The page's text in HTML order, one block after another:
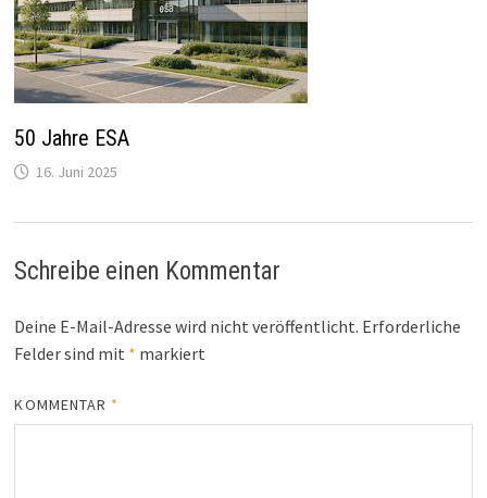
50 Jahre ESA
16. Juni 2025
Schreibe einen Kommentar
Deine E-Mail-Adresse wird nicht veröffentlicht. Erforderliche
Felder sind mit * markiert
KOMMENTAR *